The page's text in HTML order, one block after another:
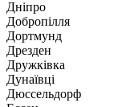
Дніпро
Добропілля
Дортмунд
Дрезден
Дружківка
Дунаївці
Дюссельдорф